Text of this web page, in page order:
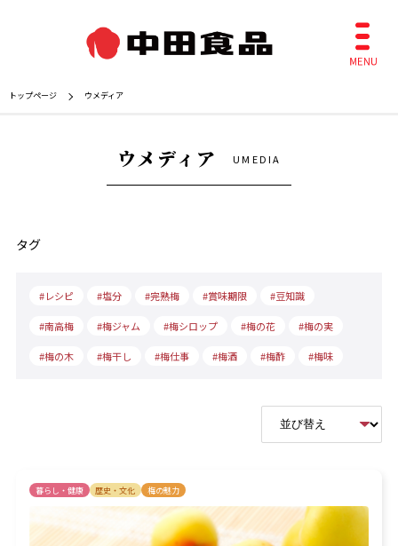
トップページ ウメディア
ウメディア UMEDIA
タグ
レシピ 塩分 完熟梅 賞味期限 豆知識
南高梅 梅ジャム 梅シロップ 梅の花 梅の実
梅の木 梅干し 梅仕事 梅酒 梅酢 梅味
暮らし・健康 歴史・文化 梅の魅力